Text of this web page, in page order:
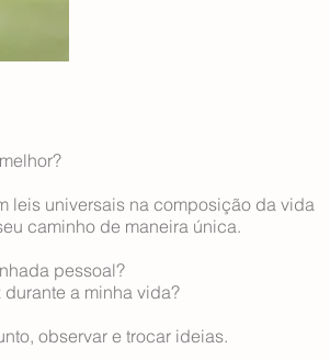
leis universais na composição da vida
caminho de maneira única.
pessoal?
a minha vida?
observar e trocar ideias.